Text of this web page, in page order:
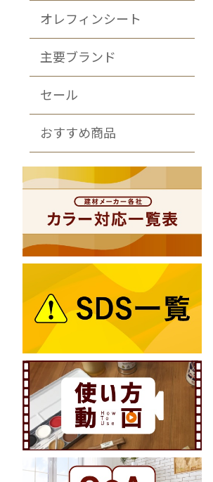
オレフィンシート
主要ブランド
セール
おすすめ商品